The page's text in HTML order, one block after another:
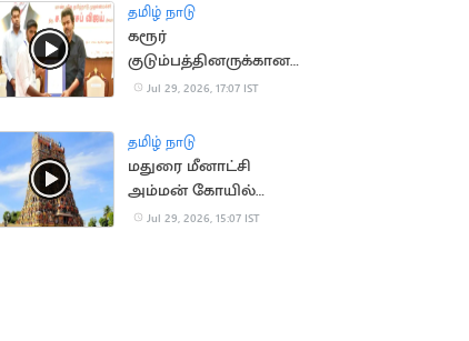
தமிழ் நாடு
கரூர்
குடும்பத்தினருக்கான
அரசு பணி ரத்து..
தமிழக அரசு மனு
Jul 29, 2026, 17:07 IST
தமிழ் நாடு
மதுரை மீனாட்சி
அம்மன் கோயில்
நிலமோசடி.. 19 பேர் மீது
Jul 29, 2026, 15:07 IST